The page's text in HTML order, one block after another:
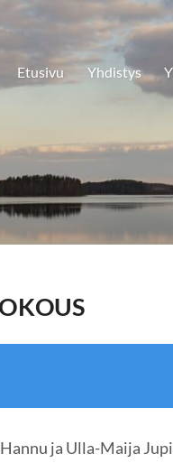
Etusivu Yhdistys
ja Ulla-Maija